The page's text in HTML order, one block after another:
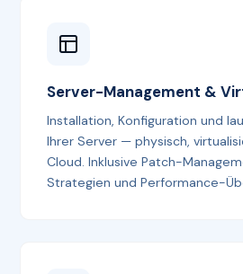
Server-Management &
Installation, Konfiguration und
Ihrer Server — physisch,
Cloud. Inklusive Patch-
Strategien und Performance-